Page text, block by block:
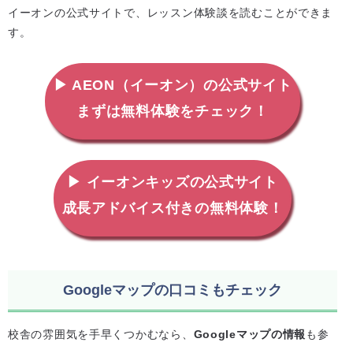
イーオンの公式サイトで、レッスン体験談を読むことができま
す。
▶ AEON（イーオン）の公式サイト
まずは無料体験をチェック！
▶ イーオンキッズの公式サイト
成長アドバイス付きの無料体験！
Googleマップの口コミもチェック
校舎の雰囲気を手早くつかむなら、 Googleマップの情報 も参